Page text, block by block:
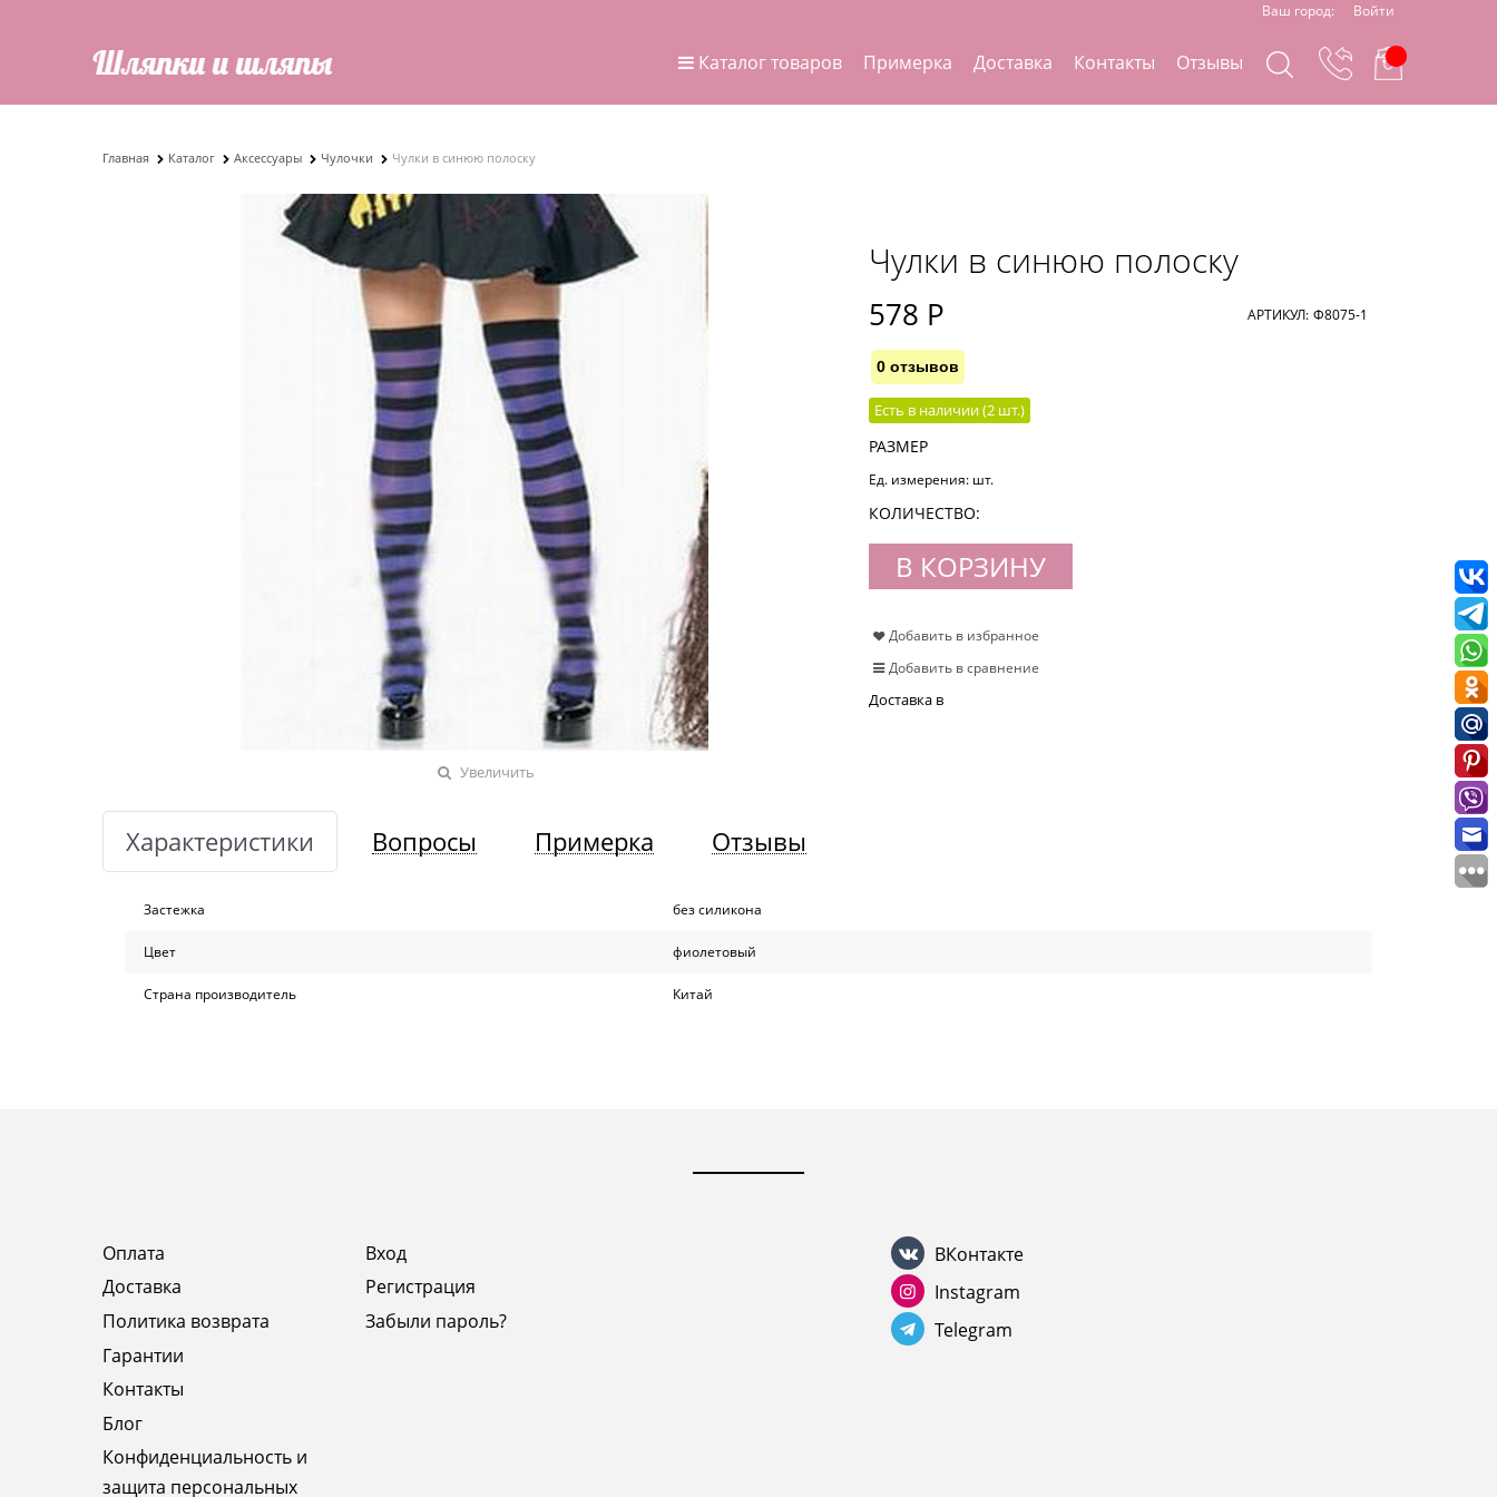
Ваш город: Войти
Каталог товаров Примерка Доставка Контакты Отзывы
Главная Каталог Аксессуары Чулочки Чулки в синюю полоску
Увеличить
Чулки в синюю полоску
578 Р АРТИКУЛ: Ф8075-1
0 отзывов
Есть в наличии (2 шт.)
РАЗМЕР
Ед. измерения: шт.
КОЛИЧЕСТВО:
В КОРЗИНУ
Добавить в избранное
Добавить в сравнение
Доставка в
Характеристики Вопросы Примерка Отзывы
Застежка без силикона
Цвет фиолетовый
Страна производитель Китай
Оплата
Доставка
Политика возврата
Гарантии
Контакты
Блог
Конфиденциальность и
защита персональных
Вход
Регистрация
Забыли пароль?
ВКонтакте
Instagram
Telegram